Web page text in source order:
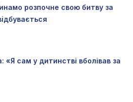
розпочне свою битву за
«Я сам у дитинстві вболівав за